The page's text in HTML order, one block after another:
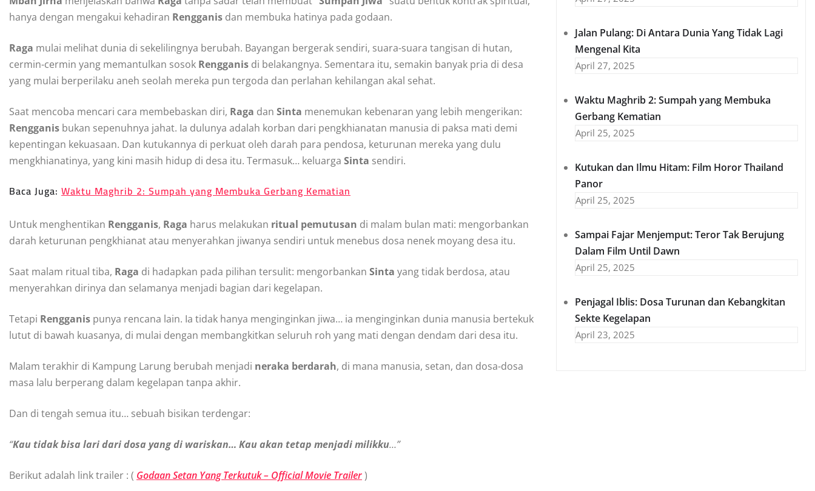
hanya dengan mengakui kehadiran Rengganis dan membuka hatinya pada godaan.
Raga mulai melihat dunia di sekelilingnya berubah. Bayangan bergerak sendiri, suara-suara tangisan di hutan,
cermin-cermin yang memantulkan sosok Rengganis di belakangnya. Sementara itu, semakin banyak pria di desa
yang mulai berperilaku aneh seolah mereka pun tergoda dan perlahan kehilangan akal sehat.
Saat mencoba mencari cara membebaskan diri, Raga dan Sinta menemukan kebenaran yang lebih mengerikan:
Rengganis bukan sepenuhnya jahat. Ia dulunya adalah korban dari pengkhianatan manusia di paksa mati demi
kepentingan kekuasaan. Dan kutukannya di perkuat oleh darah para pendosa, keturunan mereka yang dulu
mengkhianatinya, yang kini masih hidup di desa itu. Termasuk… keluarga Sinta sendiri.
Baca Juga: Waktu Maghrib 2: Sumpah yang Membuka Gerbang Kematian
Untuk menghentikan Rengganis, Raga harus melakukan ritual pemutusan di malam bulan mati: mengorbankan
darah keturunan pengkhianat atau menyerahkan jiwanya sendiri untuk menebus dosa nenek moyang desa itu.
Saat malam ritual tiba, Raga di hadapkan pada pilihan tersulit: mengorbankan Sinta yang tidak berdosa, atau
menyerahkan dirinya dan selamanya menjadi bagian dari kegelapan.
Tetapi Rengganis punya rencana lain. Ia tidak hanya menginginkan jiwa… ia menginginkan dunia manusia bertekuk
lutut di bawah kuasanya, di mulai dengan membangkitkan seluruh roh yang mati dengan dendam dari desa itu.
Malam terakhir di Kampung Larung berubah menjadi neraka berdarah, di mana manusia, setan, dan dosa-dosa
masa lalu berperang dalam kegelapan tanpa akhir.
Dan di tengah semua itu… sebuah bisikan terdengar:
“Kau tidak bisa lari dari dosa yang di wariskan… Kau akan tetap menjadi milikku…”
Berikut adalah link trailer : ( Godaan Setan Yang Terkutuk – Official Movie Trailer)
Jalan Pulang: Di Antara Dunia Yang Tidak Lagi
Mengenal Kita
April 27, 2025
Waktu Maghrib 2: Sumpah yang Membuka
Gerbang Kematian
April 25, 2025
Kutukan dan Ilmu Hitam: Film Horor Thailand
Panor
April 25, 2025
Sampai Fajar Menjemput: Teror Tak Berujung
Dalam Film Until Dawn
April 25, 2025
Penjagal Iblis: Dosa Turunan dan Kebangkitan
Sekte Kegelapan
April 23, 2025